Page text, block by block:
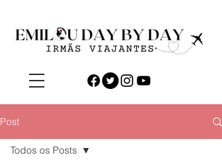
Post
Todos os Posts